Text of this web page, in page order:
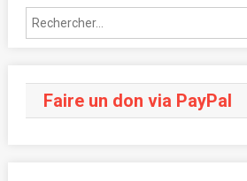
Faire un don via PayPal